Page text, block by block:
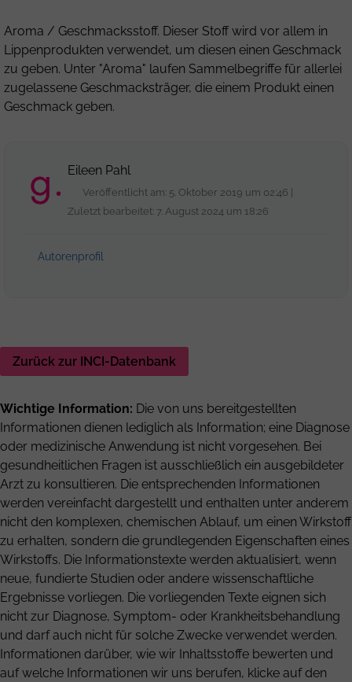
Aroma / Geschmacksstoff. Dieser Stoff wird vor allem in
Lippenprodukten verwendet, um diesen einen Geschmack
zu geben. Unter "Aroma" laufen Sammelbegriffe für allerlei
zugelassene Geschmacksträger, die einem Produkt einen
Geschmack geben.
Eileen Pahl
Veröffentlicht am: 5. Oktober 2019 um 02:46 |
Zuletzt bearbeitet: 7. August 2024 um 18:26
Autorenprofil
Zurück zur INCI-Datenbank
Wichtige Information: Die von uns bereitgestellten
Informationen dienen lediglich als Information; eine Diagnose
oder medizinische Anwendung ist nicht vorgesehen. Bei
gesundheitlichen Fragen ist ausschließlich ein ausgebildeter
Arzt zu konsultieren. Die entsprechenden Informationen
werden vereinfacht dargestellt und enthalten unter anderem
nicht den komplexen, chemischen Ablauf, um einen Wirkstoff
zu erhalten, sondern die grundlegenden Eigenschaften eines
Wirkstoffs. Die Informationstexte werden aktualisiert, wenn
neue, fundierte Studien oder andere wissenschaftliche
Ergebnisse vorliegen. Die vorliegenden Texte eignen sich
nicht zur Diagnose, Symptom- oder Krankheitsbehandlung
und darf auch nicht für solche Zwecke verwendet werden.
Informationen darüber, wie wir Inhaltsstoffe bewerten und
auf welche Informationen wir uns berufen, klicke auf den